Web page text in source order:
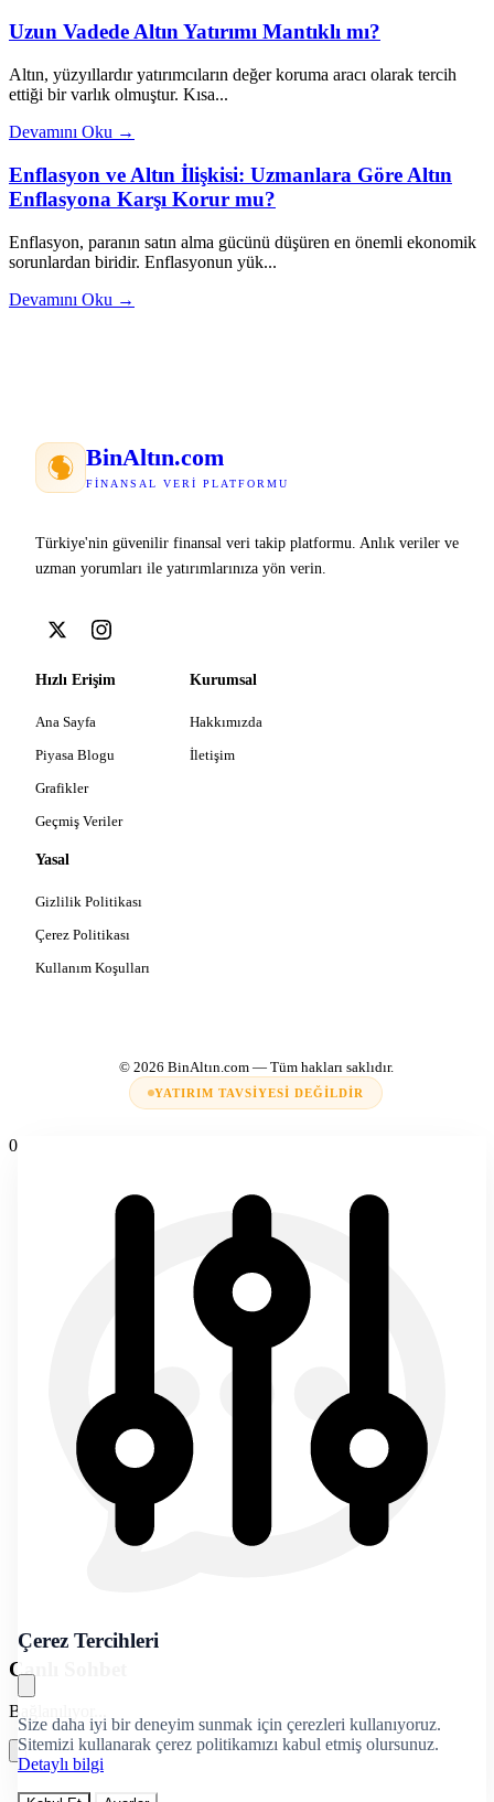
Uzun Vadede Altın Yatırımı Mantıklı mı?
Altın, yüzyıllardır yatırımcıların değer koruma aracı olarak tercih
ettiği bir varlık olmuştur. Kısa...
Devamını Oku →
Enflasyon ve Altın İlişkisi: Uzmanlara Göre Altın
Enflasyona Karşı Korur mu?
Enflasyon, paranın satın alma gücünü düşüren en önemli ekonomik
sorunlardan biridir. Enflasyonun yük...
Devamını Oku →
BinAltın.com
FINANSAL VERI PLATFORMU
Türkiye'nin güvenilir finansal veri takip platformu. Anlık veriler ve
uzman yorumları ile yatırımlarınıza yön verin.
Hızlı Erişim
Ana Sayfa
Piyasa Blogu
Grafikler
Geçmiş Veriler
Kurumsal
Hakkımızda
İletişim
Yasal
Gizlilik Politikası
Çerez Politikası
Kullanım Koşulları
© 2026 BinAltın.com— Tüm hakları saklıdır.
YATIRIM TAVSIYESI DEĞILDIR
Çerez Tercihleri
Size daha iyi bir deneyim sunmak için çerezleri kullanıyoruz.
Sitemizi kullanarak çerez politikamızı kabul etmiş olursunuz.
Detaylı bilgi
0
Canlı Sohbet
Bağlanılıyor...